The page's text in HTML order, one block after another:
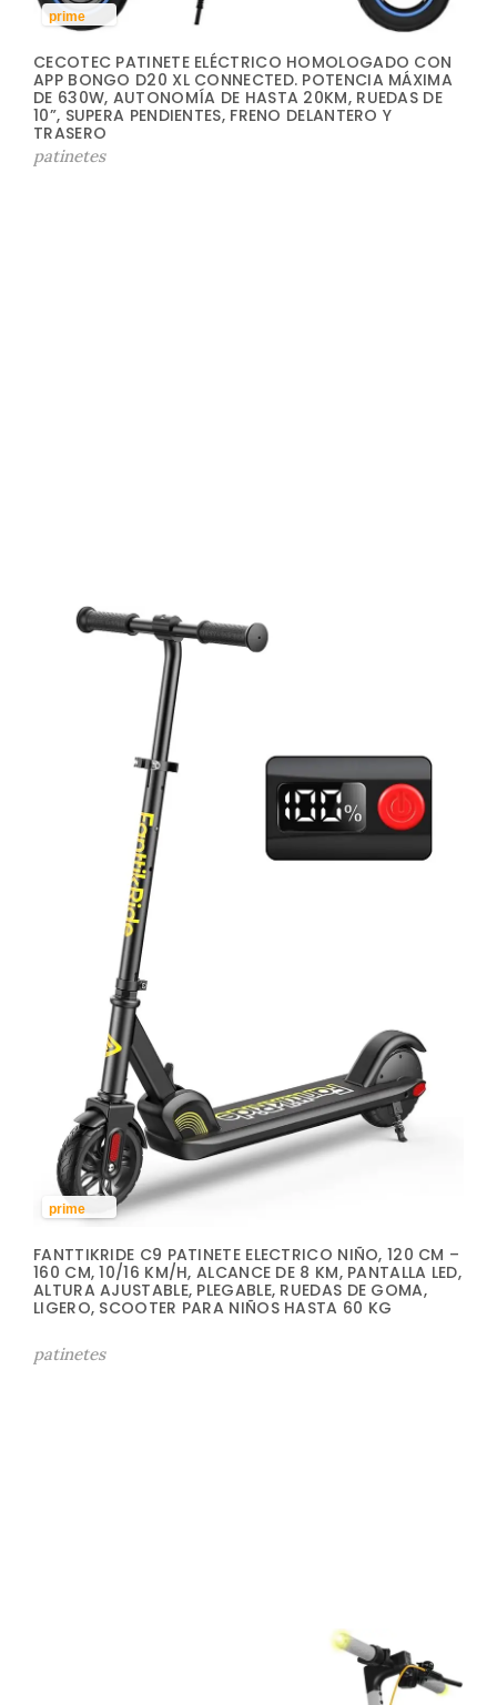
prime
CECOTEC PATINETE ELÉCTRICO HOMOLOGADO CON
APP BONGO D20 XL CONNECTED. POTENCIA MÁXIMA
DE 630W, AUTONOMÍA DE HASTA 20KM, RUEDAS DE
10”, SUPERA PENDIENTES, FRENO DELANTERO Y
TRASERO
patinetes
prime
FANTTIKRIDE C9 PATINETE ELECTRICO NIÑO, 120 CM –
160 CM, 10/16 KM/H, ALCANCE DE 8 KM, PANTALLA LED,
ALTURA AJUSTABLE, PLEGABLE, RUEDAS DE GOMA,
LIGERO, SCOOTER PARA NIÑOS HASTA 60 KG
patinetes